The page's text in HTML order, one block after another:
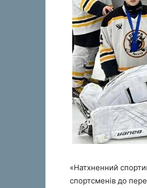
«Натхненний
спортсменів до